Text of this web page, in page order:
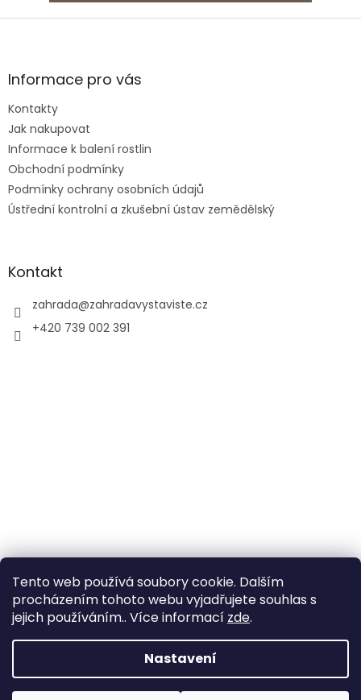
Tento web používá soubory cookie. Dalším
procházením tohoto webu vyjadřujete souhlas s
jejich používáním.. Více informací zde.
Nastavení
Z
aInformace pro vás
Kontakty
Jak nakupovat
Informace k balení rostlin
Obchodní podmínky
Podmínky ochrany osobních údajů
Ústřední kontrolní a zkušební ústav zemědělský
Kontakt
zahrada@zahradavystaviste.cz
+420 739 002 391
Copyright 2026Zahrada Výstaviště. Všechna práva